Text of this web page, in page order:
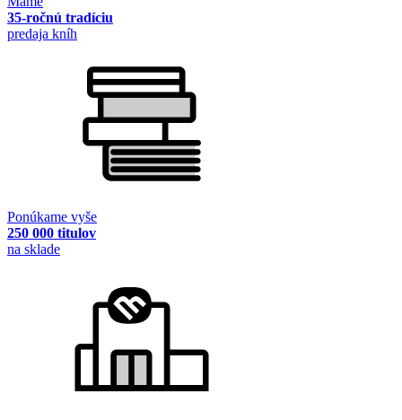
35-ročnú tradíciu
predaja kníh
Ponúkame vyše
250 000 titulov
na sklade